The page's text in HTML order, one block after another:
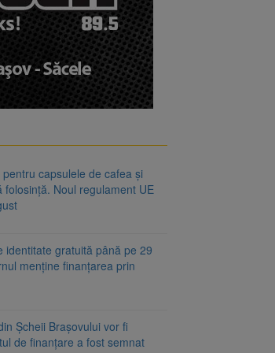
se
capsulele de cafea și
folosință. Noul regulament UE
identitate gratuită până pe 29
menține finanțarea prin
Șcheii Brașovului vor fi
de finanțare a fost semnat